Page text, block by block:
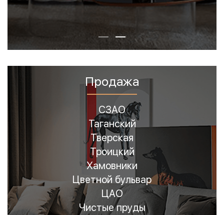
Тверская
Продажа
Арбат
Басманный
ВАО
Замоскворечье
ЗАО
Красносельский
Мещанский
Остоженка